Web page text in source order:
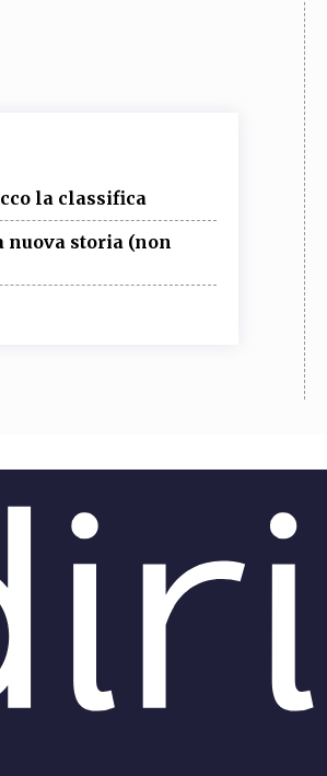
la classifica
nuova storia (non